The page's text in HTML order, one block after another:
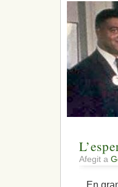
Afegit a
En